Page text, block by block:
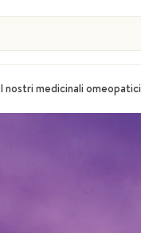
I nostri medicinali omeopatici